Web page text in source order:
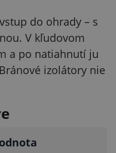
do ohrady – s
V kľudovom
a po natiahnutí ju
izolátory nie